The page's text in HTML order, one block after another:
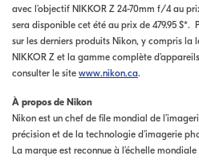
avec l’objectif NIKKOR Z 24-70mm f/4 au
sera disponible cet été au prix de 479.95 $*.
sur les derniers produits Nikon, y compris la
NIKKOR Z et la gamme complète
consulter le site www.nikon.ca.
À propos de Nikon
Nikon est un chef de file mondial de
précision et de la technologie d’imagerie
La marque est reconnue à l’échelle